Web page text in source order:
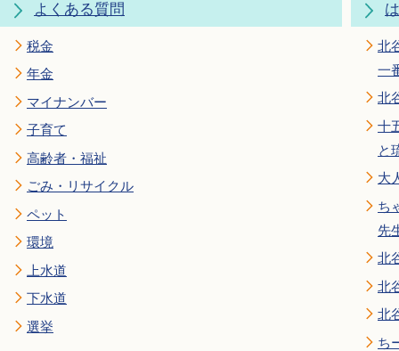
よくある質問
税金
年金
マイナンバー
子育て
高齢者・福祉
ごみ・リサイクル
ペット
環境
上水道
下水道
選挙
北
一
北
十
と
大
ち
先
北
北
北
ち